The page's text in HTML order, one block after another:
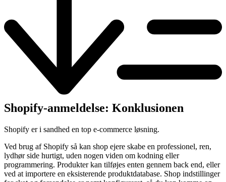
Shopify-anmeldelse: Konklusionen
Shopify er i sandhed en top e-commerce løsning.
Ved brug af Shopify så kan shop ejere skabe en professionel, ren,
lydhør side hurtigt, uden nogen viden om kodning eller
programmering. Produkter kan tilføjes enten gennem back end, eller
ved at importere en eksisterende produktdatabase. Shop indstillinger